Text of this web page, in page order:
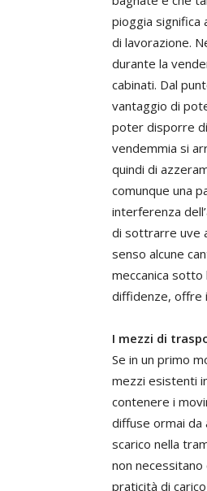
pioggia significa
di lavorazione.
durante la
cabinati. Dal
vantaggio di
poter disporre
vendemmia si
quindi di
comunque una
interferenza
di sottrarre uve
senso alcune
meccanica
diffidenze, offre
I mezzi di
Se in un primo
mezzi esistenti
contenere i
diffuse ormai da
scarico nella
non
praticità di